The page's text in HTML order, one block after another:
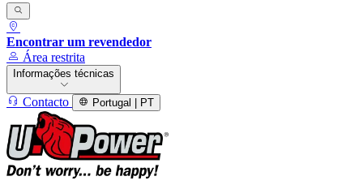
Encontrar um revendedor
Área restrita
Informações técnicas
Contacto Portugal | PT